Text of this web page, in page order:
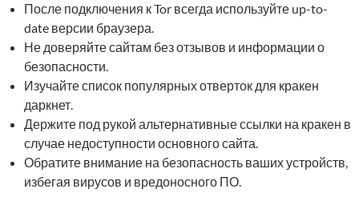
После подключения к Tor всегда используйте up-to-
date версии браузера.
Не доверяйте сайтам без отзывов и информации о
безопасности.
Изучайте список популярных отверток для кракен
даркнет.
Держите под рукой альтернативные ссылки на кракен в
случае недоступности основного сайта.
Обратите внимание на безопасность ваших устройств,
избегая вирусов и вредоносного ПО.